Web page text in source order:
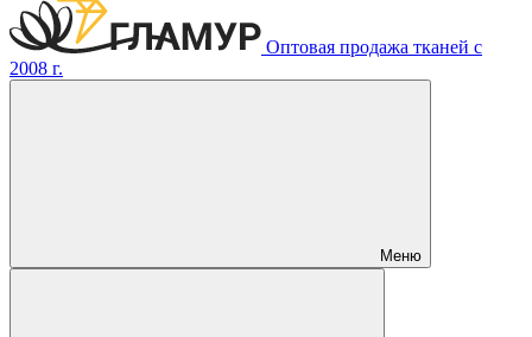
Оптовая продажа тканей с
2008 г.
Меню